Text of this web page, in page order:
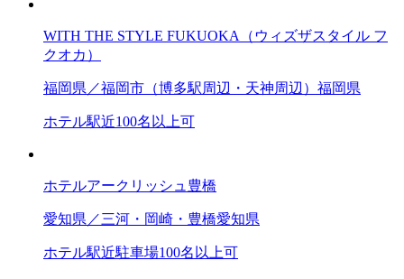
WITH THE STYLE FUKUOKA（ウィズザスタイル フ
クオカ）
福岡県／福岡市（博多駅周辺・天神周辺） 福岡県
ホテル駅近100名以上可
ホテルアークリッシュ豊橋
愛知県／三河・岡崎・豊橋愛知県
ホテル駅近駐車場100名以上可